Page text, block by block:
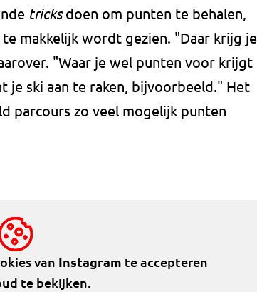
tricksdoen om punten te behalen,
makkelijk wordt gezien. "Daar krijg je
"Waar je wel punten voor krijgt
je ski aan te raken, bijvoorbeeld." Het
parcours zo veel mogelijk punten
van Instagram te accepteren
te bekijken.